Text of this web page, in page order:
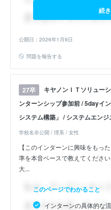
続
公開日：2026年1月9日
問題を報告する
27卒
キヤノンＩＴソリュー
ンターンシップ参加前 / 5dayイ
システム構築」 / システムエン
学校名非公開 / 理系 / 女性
【このインターンに興味をもっ
準を本音ベースで教えてくださ
大...
このページでわかること
インターンの具体的な